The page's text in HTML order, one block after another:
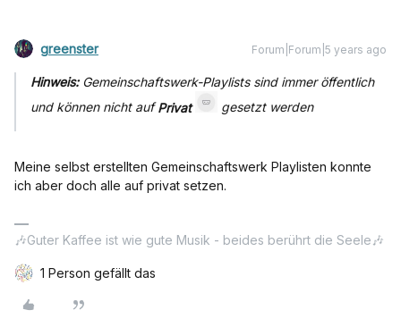
greenster Forum|Forum|5 years ago
Hinweis:Gemeinschaftswerk-Playlists sind immer öffentlich
und können nicht aufPrivat gesetzt werden
Meine selbst erstellten Gemeinschaftswerk Playlisten konnte
ich aber doch alle auf privat setzen.
🎶Guter Kaffee ist wie gute Musik - beides berührt die Seele🎶
1 Person gefällt das